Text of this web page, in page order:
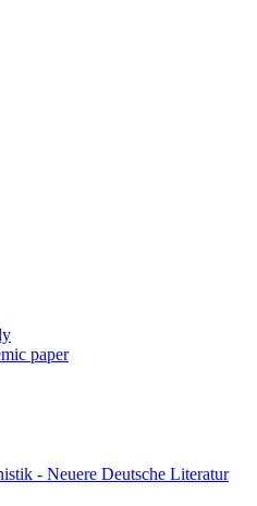
paper
- Neuere Deutsche Literatur